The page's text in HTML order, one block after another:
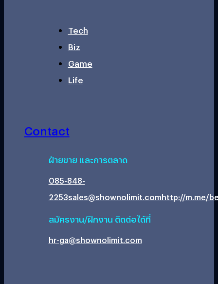
Tech
Biz
Game
Life
Contact
ฝ่ายขาย และการตลาด
085-848-
2253sales@shownolimit.comhttp://m.me/
สมัครงาน/ฝึกงาน ติดต่อได้ที่
hr-ga@shownolimit.com